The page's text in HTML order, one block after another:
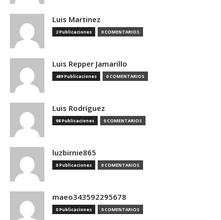
Luis Martinez
2 Publicaciones 0 COMENTARIOS
Luis Repper Jamarillo
489 Publicaciones 0 COMENTARIOS
Luis Rodríguez
98 Publicaciones 0 COMENTARIOS
luzbirnie865
0 Publicaciones 0 COMENTARIOS
maeo343592295678
0 Publicaciones 0 COMENTARIOS